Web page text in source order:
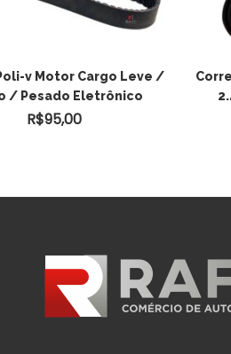
v Motor Cargo Leve /
/ Pesado Eletrônico
R$95,00